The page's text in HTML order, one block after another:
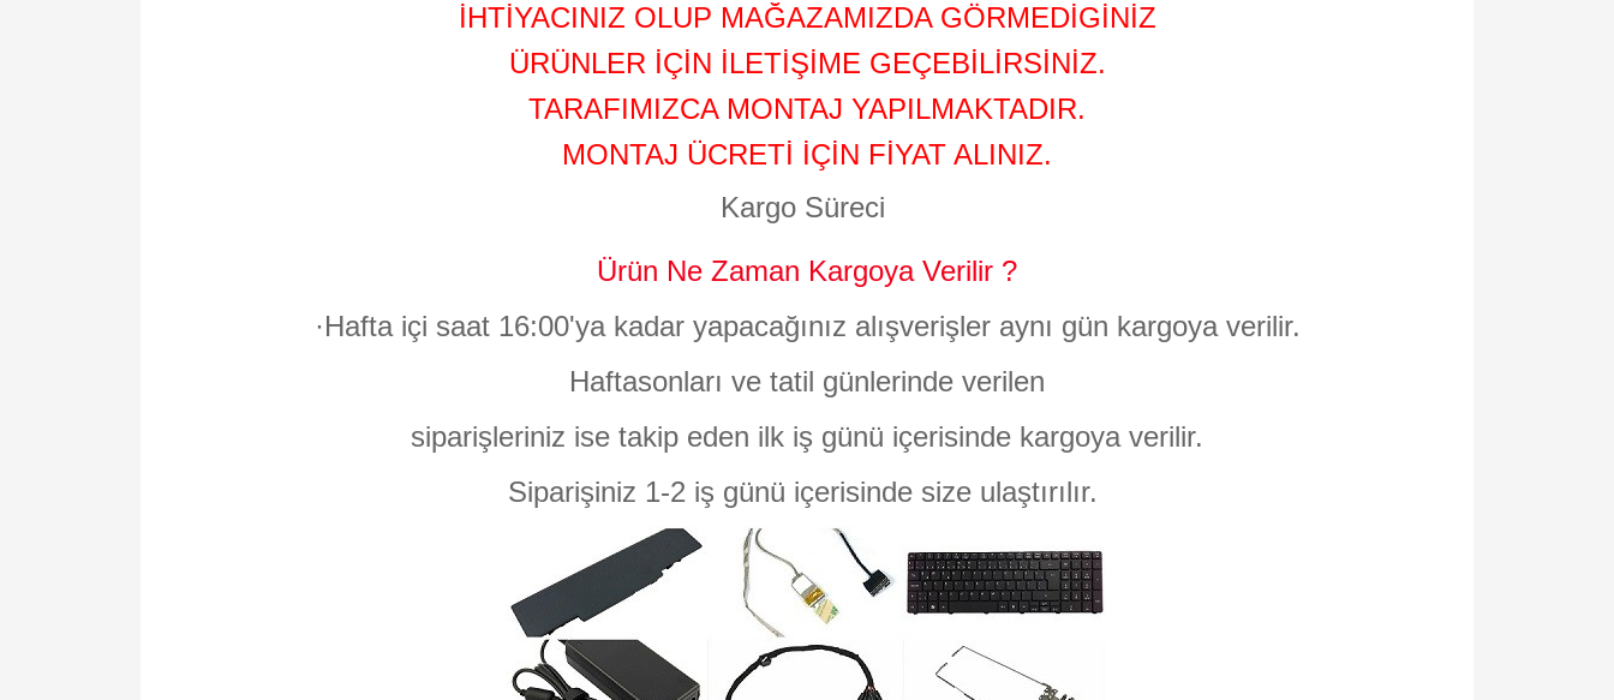
İHTİYACINIZ OLUP MAĞAZAMIZDA GÖRMEDİGİNİZ
ÜRÜNLER İÇİN İLETİŞİME GEÇEBİLİRSİNİZ.
TARAFIMIZCA MONTAJ YAPILMAKTADIR.
MONTAJ ÜCRETİ İÇİN FİYAT ALINIZ.
Kargo Süreci
Ürün Ne Zaman Kargoya Verilir ?
·Hafta içi saat 16:00'ya kadar yapacağınız alışverişler aynı gün kargoya verilir.
Haftasonları ve tatil günlerinde verilen
siparişleriniz ise takip eden ilk iş günü içerisinde kargoya verilir.
Siparişiniz 1-2 iş günü içerisinde size ulaştırılır.